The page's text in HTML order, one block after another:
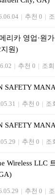
| 추천 0 |
리카 영업·원
원)
| 추천 0 | 조
SAFETY
| 추천 0 | 조
SAFETY
| 추천 0 | 조
Wireless LLC
| 추천 0 |